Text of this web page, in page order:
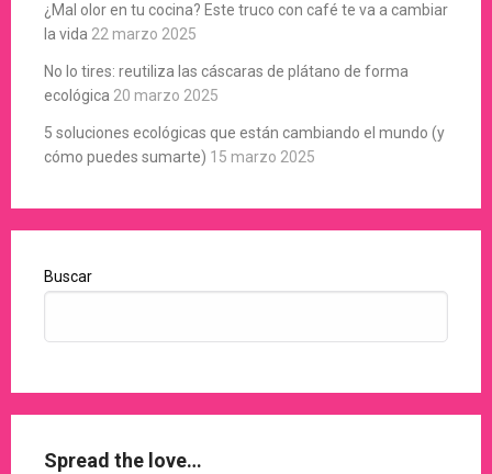
¿Mal olor en tu cocina? Este truco con café te va a cambiar
la vida 22 marzo 2025
No lo tires: reutiliza las cáscaras de plátano de forma
ecológica 20 marzo 2025
5 soluciones ecológicas que están cambiando el mundo (y
cómo puedes sumarte) 15 marzo 2025
Buscar
Spread the love…